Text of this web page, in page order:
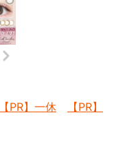
【PR】一休
【PR】